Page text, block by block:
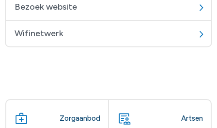
Bezoek website
Wifinetwerk
Zorgaanbod Artsen